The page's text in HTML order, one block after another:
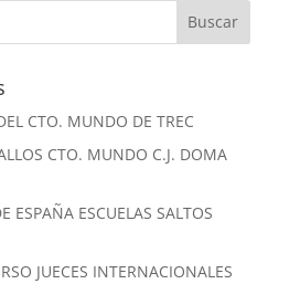
CTO. MUNDO DE TREC
CTO. MUNDO C.J. DOMA
ESPAÑA ESCUELAS SALTOS
JUECES INTERNACIONALES